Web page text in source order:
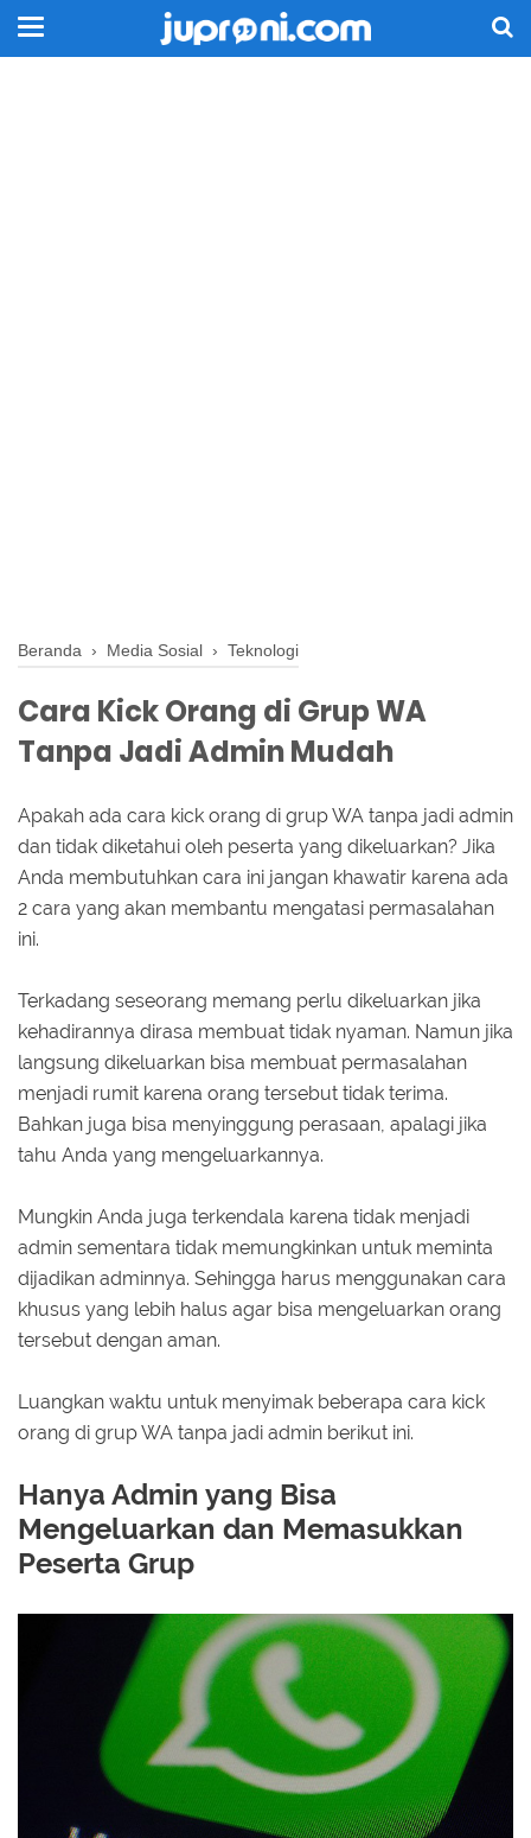
Beranda › Media Sosial › Teknologi
Cara Kick Orang di Grup WA
Tanpa Jadi Admin Mudah
Apakah ada cara kick orang di grup WA tanpa jadi admin
dan tidak diketahui oleh peserta yang dikeluarkan? Jika
Anda membutuhkan cara ini jangan khawatir karena ada
2 cara yang akan membantu mengatasi permasalahan
ini.
Terkadang seseorang memang perlu dikeluarkan jika
kehadirannya dirasa membuat tidak nyaman. Namun jika
langsung dikeluarkan bisa membuat permasalahan
menjadi rumit karena orang tersebut tidak terima.
Bahkan juga bisa menyinggung perasaan, apalagi jika
tahu Anda yang mengeluarkannya.
Mungkin Anda juga terkendala karena tidak menjadi
admin sementara tidak memungkinkan untuk meminta
dijadikan adminnya. Sehingga harus menggunakan cara
khusus yang lebih halus agar bisa mengeluarkan orang
tersebut dengan aman.
Luangkan waktu untuk menyimak beberapa cara kick
orang di grup WA tanpa jadi admin berikut ini.
Hanya Admin yang Bisa
Mengeluarkan dan Memasukkan
Peserta Grup